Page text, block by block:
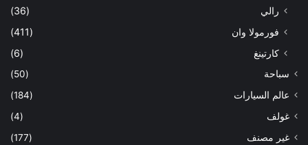
رالي
(36)
فورمولا وان
(411)
كارتينغ
(6)
سباحة
(50)
عالم السيارات
(184)
غولف
(4)
غير مصنف
(177)